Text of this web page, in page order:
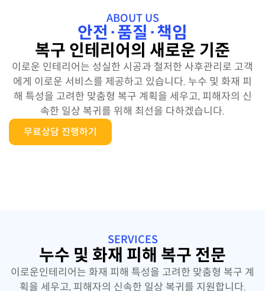
ABOUT US
안전·품질·책임
복구 인테리어의 새로운 기준
이로운 인테리어는 성실한 시공과 철저한 사후관리로 고객
에게 이로운 서비스를 제공하고 있습니다. 누수 및 화재 피
해 특성을 고려한 맞춤형 복구 계획을 세우고, 피해자의 신
속한 일상 복귀를 위해 최선을 다하겠습니다.
무료상담 진행하기
SERVICES
누수 및 화재 피해 복구 전문
이로운인테리어는 화재 피해 특성을 고려한 맞춤형 복구 계
획을 세우고, 피해자의 신속한 일상 복귀를 지원합니다.